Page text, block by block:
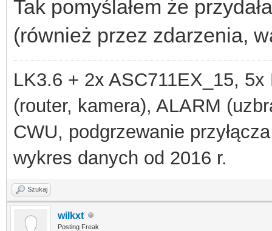
Tak pomyślałem że
(również przez zdarzenia,
LK3.6 + 2x ASC711EX_15,
(router, kamera), ALARM
CWU, podgrzewanie
wykres danych od 2016 r.
Szukaj
wilkxt
Posting Freak